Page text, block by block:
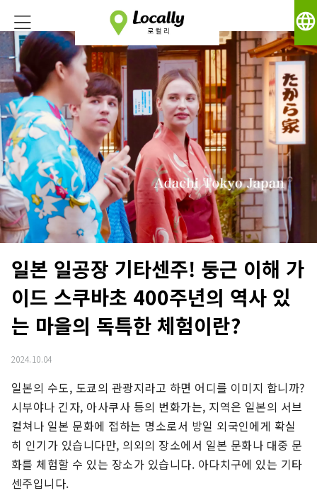
language
일본 일공장 기타센주! 둥근 이해 가
이드 스쿠바초 400주년의 역사 있
는 마을의 독특한 체험이란?
2024.10.04
일본의 수도, 도쿄의 관광지라고 하면 어디를 이미지 합니까?
시부야나 긴자, 아사쿠사 등의 번화가는, 지역은 일본의 서브
컬쳐나 일본 문화에 접하는 명소로서 방일 외국인에게 확실
히 인기가 있습니다만, 의외의 장소에서 일본 문화나 대중 문
화를 체험할 수 있는 장소가 있습니다. 아다치구에 있는 기타
센주입니다.